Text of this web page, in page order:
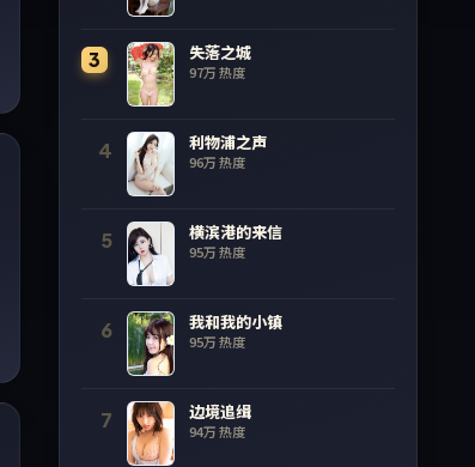
3 失落之城
97万热度
4 利物浦之声
96万热度
5 横滨港的来信
95万热度
6 我和我的小镇
95万热度
7 边境追缉
94万热度